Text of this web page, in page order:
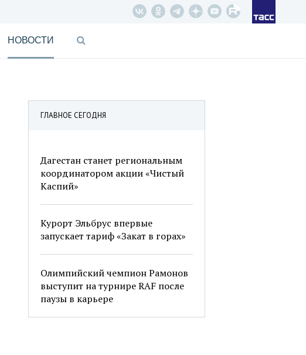
НОВОСТИ
ГЛАВНОЕ СЕГОДНЯ
Дагестан станет региональным
координатором акции «Чистый
Каспий»
Курорт Эльбрус впервые
запускает тариф «Закат в горах»
Олимпийский чемпион Рамонов
выступит на турнире RAF после
паузы в карьере